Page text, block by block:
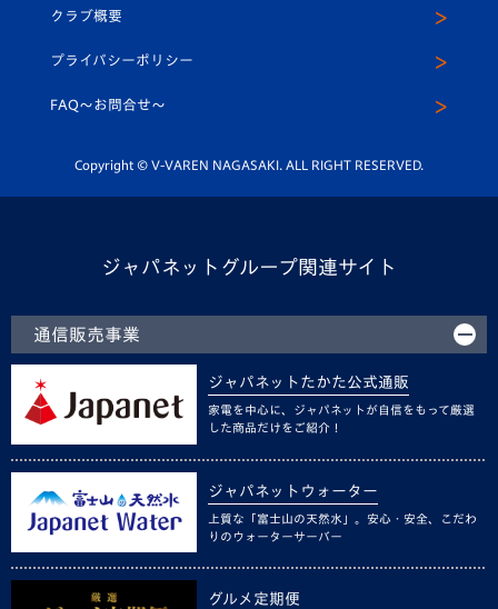
平和祈念活動
ホームタウン活動
スクール
ヴィヴィくんインスタグラム
公式LINE＠
クラブ概要
プライバシーポリシー
FAQ〜お問合せ〜
Copyright © V-VAREN NAGASAKI. ALL RIGHT RESERVED.
ジャパネットグループ関連サイト
通信販売事業
ジャパネットたかた公式通販
家電を中心に、ジャパネットが自信をもって厳選
した商品だけをご紹介！
ジャパネットウォーター
上質な「富士山の天然水」。安心・安全、こだわ
りのウォーターサーバー
グルメ定期便